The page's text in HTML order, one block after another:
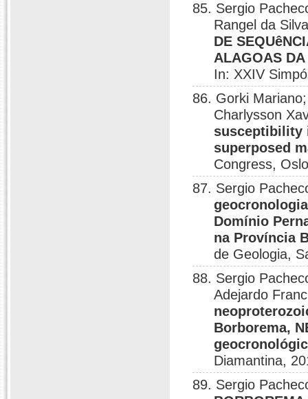
85. Sergio
Rangel da
DE
ALAGOAS
In: XXIV
86. Gorki
Charlysson
susceptibility
superposed
Congress,
87. Sergio
Domínio
na Província
de Geologia,
88. Sergio
Adejardo
Borborema,
Diamantina,
89. Sergio